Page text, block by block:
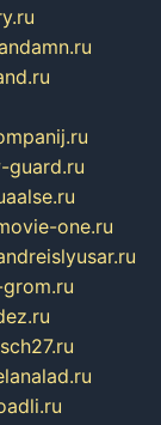
guard.ru
aalse.ru
one.ru